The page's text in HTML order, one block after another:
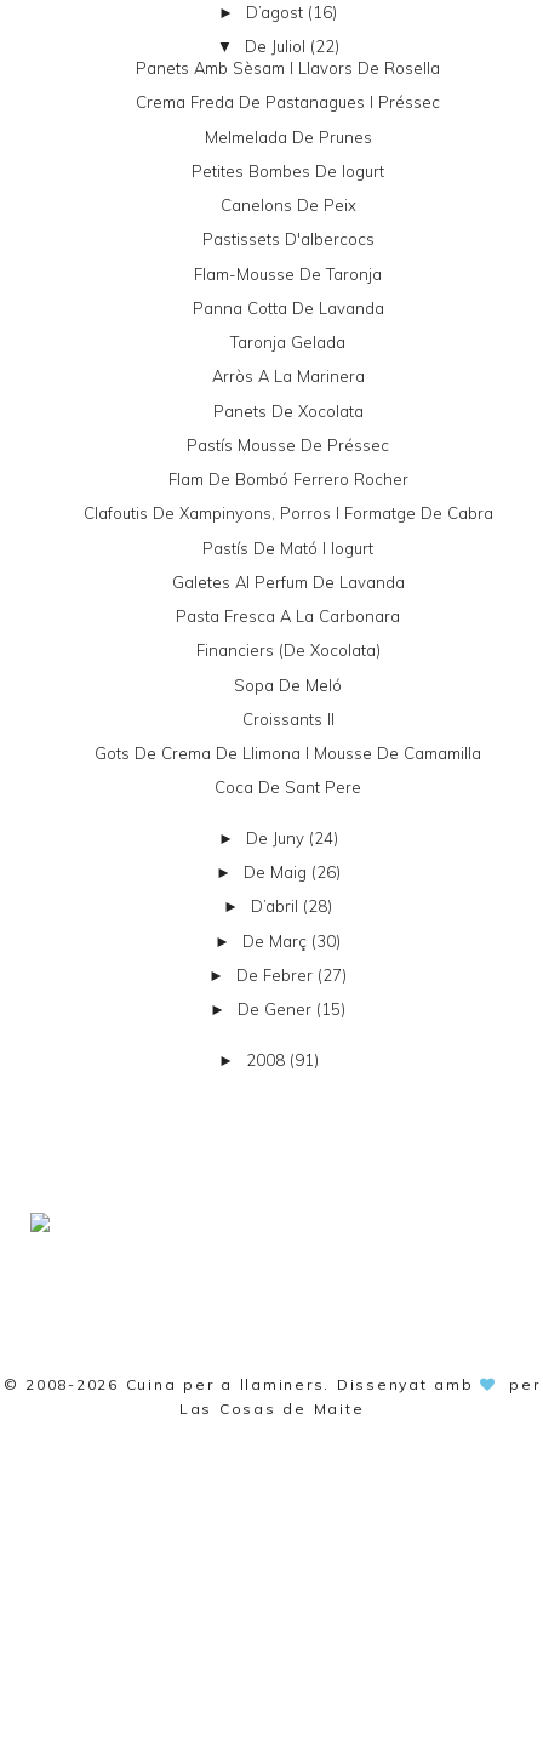
► D’agost (16)
▼ De Juliol (22)
Panets Amb Sèsam I Llavors De Rosella
Crema Freda De Pastanagues I Préssec
Melmelada De Prunes
Petites Bombes De Iogurt
Canelons De Peix
Pastissets D'albercocs
Flam-Mousse De Taronja
Panna Cotta De Lavanda
Taronja Gelada
Arròs A La Marinera
Panets De Xocolata
Pastís Mousse De Préssec
Flam De Bombó Ferrero Rocher
Clafoutis De Xampinyons, Porros I Formatge De Cabra
Pastís De Mató I Iogurt
Galetes Al Perfum De Lavanda
Pasta Fresca A La Carbonara
Financiers (de Xocolata)
Sopa De Meló
Croissants II
Gots De Crema De Llimona I Mousse De Camamilla
Coca De Sant Pere
► De Juny (24)
► De Maig (26)
► D’abril (28)
► De Març (30)
► De Febrer (27)
► De Gener (15)
► 2008 (91)
© 2008-2026 Cuina per a llaminers . Dissenyat amb
per
Las Cosas de Maite